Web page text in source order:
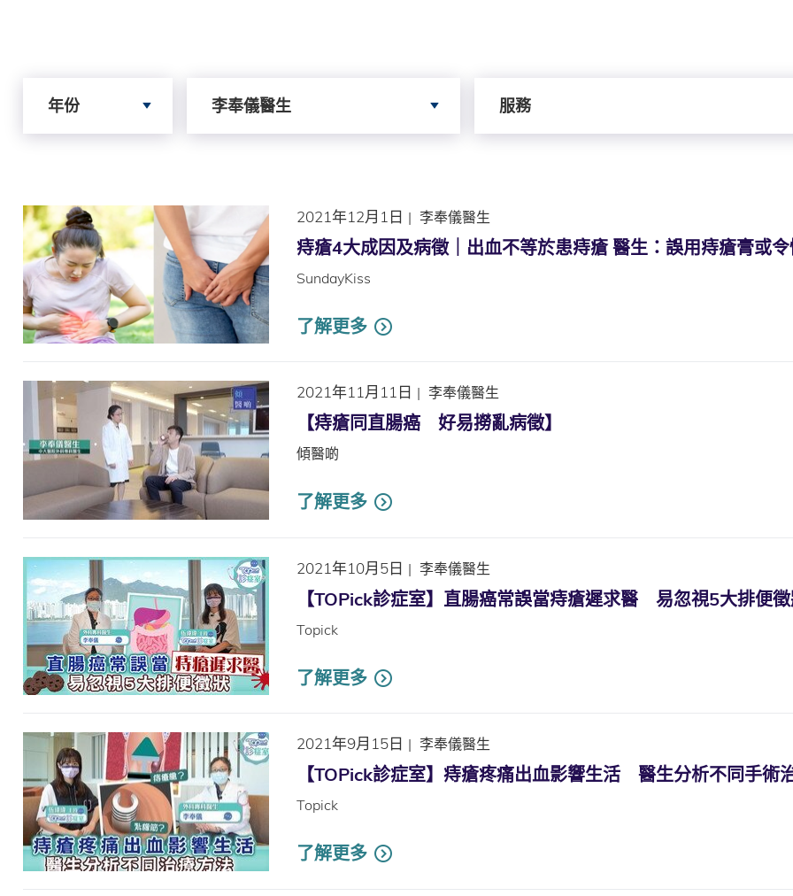
年份 李奉儀醫生 服務
2021年12月1日 | 李奉儀醫生
痔瘡4大成因及病徵｜出血不等於患痔瘡 醫生：誤用痔瘡膏或
SundayKiss
了解更多
2021年11月11日 | 李奉儀醫生
【痔瘡同直腸癌 好易撈亂病徵】
傾醫啲
了解更多
2021年10月5日 | 李奉儀醫生
【TOPick診症室】直腸癌常誤當痔瘡遲求醫 易忽視5大排便
Topick
了解更多
2021年9月15日 | 李奉儀醫生
【TOPick診症室】痔瘡疼痛出血影響生活 醫生分析不同手術
Topick
了解更多